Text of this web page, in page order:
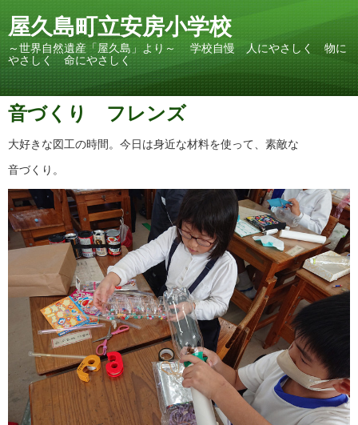
屋久島町立安房小学校
～世界自然遺産「屋久島」より～ 学校自慢 人にやさしく 物に
やさしく 命にやさしく
音づくり フレンズ
大好きな図工の時間。今日は身近な材料を使って、素敵な
音づくり。